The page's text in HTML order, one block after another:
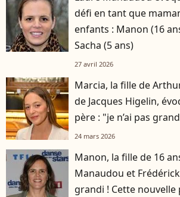
défi en tant que
enfants : Manon (16
Sacha (5 ans)
27 avril 2026
Marcia, la fille de
de Jacques Higelin,
père : "je n’ai pas
24 mars 2026
Manon, la fille de 16
Manaudou et
grandi ! Cette